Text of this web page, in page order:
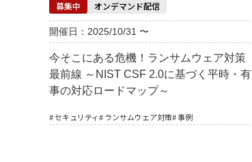
募集中 オンデマンド配信
開催日：2025/10/31 〜
今そこにある危機！ランサムウェア対策
最前線 ～NIST CSF 2.0に基づく平時・有
事の対応ロードマップ～
# セキュリティ# ランサムウェア対策# 事例